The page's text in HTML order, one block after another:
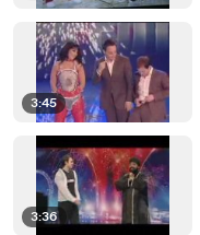
3:45
3:36